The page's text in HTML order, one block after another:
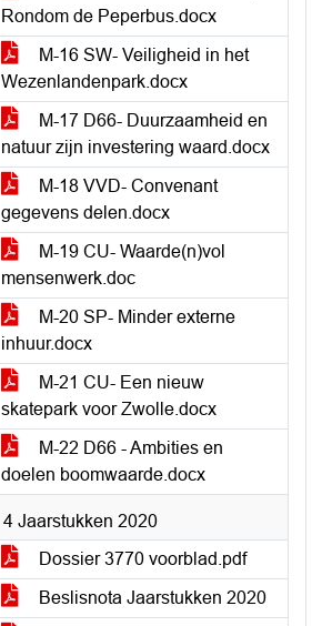
Rondom de Peperbus.docx
M-16 SW- Veiligheid in het
Wezenlandenpark.docx
M-17 D66- Duurzaamheid en
natuur zijn investering waard.docx
M-18 VVD- Convenant
gegevens delen.docx
M-19 CU- Waarde(n)vol
mensenwerk.doc
M-20 SP- Minder externe
inhuur.docx
M-21 CU- Een nieuw
skatepark voor Zwolle.docx
M-22 D66 - Ambities en
doelen boomwaarde.docx
4 Jaarstukken 2020
Dossier 3770 voorblad.pdf
Beslisnota Jaarstukken 2020